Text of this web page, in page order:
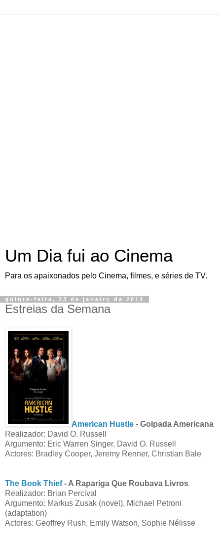
Um Dia fui ao Cinema
Para os apaixonados pelo Cinema, filmes, e séries de TV.
quinta-feira, 23 de janeiro de 2014
Estreias da Semana
American Hustle - Golpada Americana
Realizador: David O. Russell
Argumento: Eric Warren Singer, David O. Russell
Actores: Bradley Cooper, Jeremy Renner, Christian Bale
The Book Thief- A Rapariga Que Roubava Livros
Realizador: Brian Percival
Argumento: Markus Zusak (novel), Michael Petroni
(adaptation)
Actores: Geoffrey Rush, Emily Watson, Sophie Nélisse